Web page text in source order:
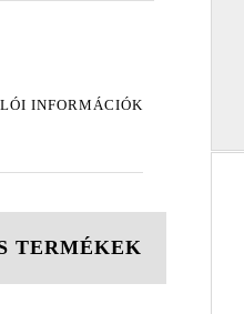
INFORMÁCIÓK
TERMÉKEK